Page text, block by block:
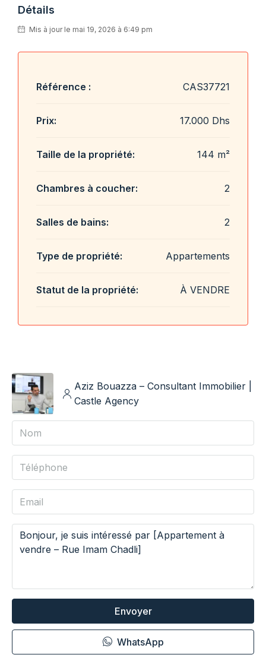
Détails
Mis à jour le mai 19, 2026 à 6:49 pm
Référence : CAS37721
Prix: 17.000 Dhs
Taille de la propriété: 144 m²
Chambres à coucher: 2
Salles de bains: 2
Type de propriété: Appartements
Statut de la propriété: À VENDRE
Aziz Bouazza – Consultant Immobilier |
Castle Agency
Envoyer
WhatsApp